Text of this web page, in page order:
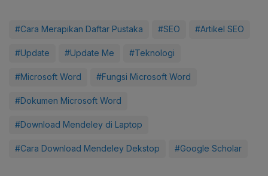
#Cara Merapikan Daftar Pustaka #SEO #Artikel SEO
#Update #Update Me #Teknologi
#Microsoft Word #Fungsi Microsoft Word
#Dokumen Microsoft Word
#Download Mendeley di Laptop
#Cara Download Mendeley Dekstop #Google Scholar